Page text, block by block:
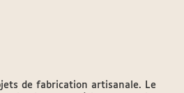
de fabrication artisanale. Le